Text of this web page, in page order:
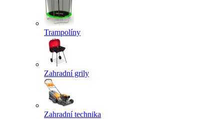
Trampolíny
Zahradní grily
Zahradní technika